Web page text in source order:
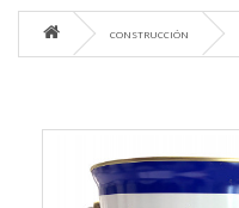
CONSTRUCCIÓN